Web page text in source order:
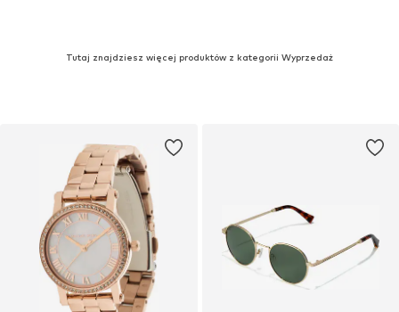
Tutaj znajdziesz więcej produktów z kategorii Wyprzedaż